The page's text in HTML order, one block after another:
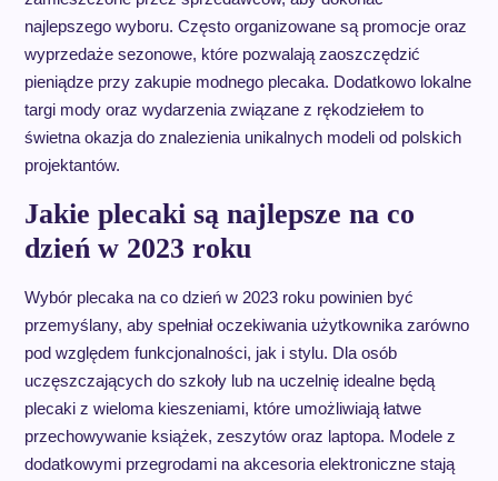
najlepszego wyboru. Często organizowane są promocje oraz
wyprzedaże sezonowe, które pozwalają zaoszczędzić
pieniądze przy zakupie modnego plecaka. Dodatkowo lokalne
targi mody oraz wydarzenia związane z rękodziełem to
świetna okazja do znalezienia unikalnych modeli od polskich
projektantów.
Jakie plecaki są najlepsze na co
dzień w 2023 roku
Wybór plecaka na co dzień w 2023 roku powinien być
przemyślany, aby spełniał oczekiwania użytkownika zarówno
pod względem funkcjonalności, jak i stylu. Dla osób
uczęszczających do szkoły lub na uczelnię idealne będą
plecaki z wieloma kieszeniami, które umożliwiają łatwe
przechowywanie książek, zeszytów oraz laptopa. Modele z
dodatkowymi przegrodami na akcesoria elektroniczne stają